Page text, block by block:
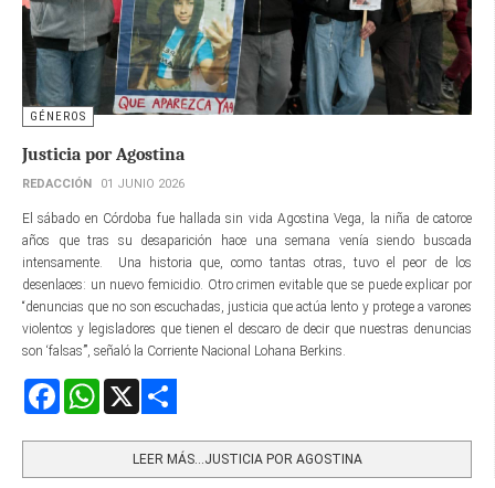
GÉNEROS
Justicia por Agostina
REDACCIÓN 01 JUNIO 2026
El sábado en Córdoba fue hallada sin vida Agostina Vega, la niña de catorce
años que tras su desaparición hace una semana venía siendo buscada
intensamente. Una historia que, como tantas otras, tuvo el peor de los
desenlaces: un nuevo femicidio. Otro crimen evitable que se puede explicar por
“denuncias que no son escuchadas, justicia que actúa lento y protege a varones
violentos y legisladores que tienen el descaro de decir que nuestras denuncias
son ‘falsas’”, señaló la Corriente Nacional Lohana Berkins.
FacebookWhatsApp
LEER MÁS…JUSTICIA POR AGOSTINA